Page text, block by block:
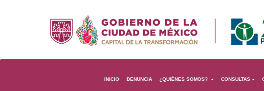
INICIO DENUNCIA ¿QUIÉNES SOMOS? CONSULTAS